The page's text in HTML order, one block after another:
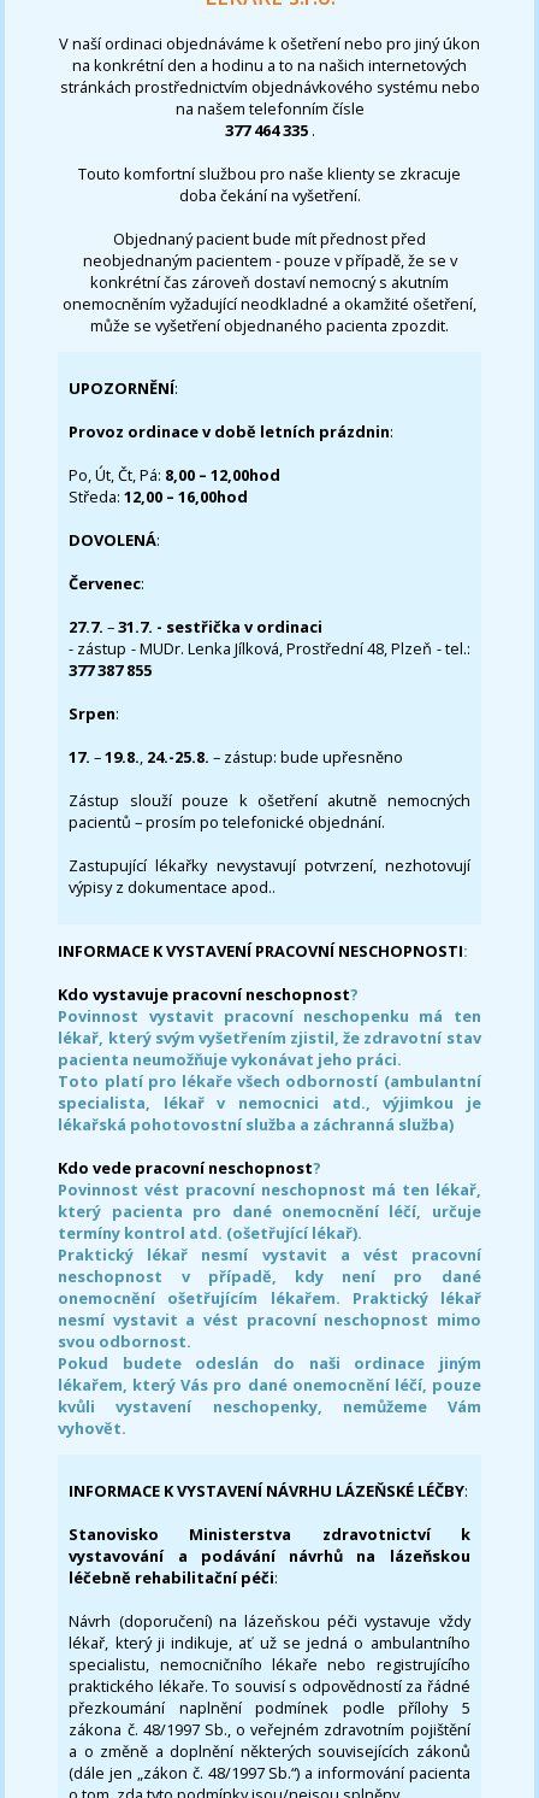
V naší ordinaci objednáváme k ošetření nebo pro jiný úkon
na konkrétní den a hodinu a to na našich internetových
stránkách prostřednictvím objednávkového systému nebo
na našem telefonním čísle
377 464 335 .
Touto komfortní službou pro naše klienty se zkracuje
doba čekání na vyšetření.
Objednaný pacient bude mít přednost před
neobjednaným pacientem - pouze v případě, že se v
konkrétní čas zároveň dostaví nemocný s akutním
onemocněním vyžadující neodkladné a okamžité ošetření,
může se vyšetření objednaného pacienta zpozdit.
UPOZORNĚNÍ:
Provoz ordinace v době letních prázdnin:
Po, Út, Čt, Pá: 8,00 – 12,00hod
Středa:12,00 – 16,00hod
DOVOLENÁ:
Červenec:
27.7.–31.7. - sestřička v ordinaci
- zástup - MUDr. Lenka Jílková, Prostřední 48, Plzeň - tel.:
377 387 855
Srpen:
17. –19.8., 24.-25.8. – zástup: bude upřesněno
Zástup slouží pouze k ošetření akutně nemocných
pacientů – prosím po telefonické objednání.
Zastupující lékařky nevystavují potvrzení, nezhotovují
výpisy z dokumentace apod..
INFORMACE K VYSTAVENÍ PRACOVNÍ NESCHOPNOSTI:
Kdo vystavuje pracovní neschopnost?
Povinnost vystavit pracovní neschopenku má ten
lékař, který svým vyšetřením zjistil, že zdravotní stav
pacienta neumožňuje vykonávat jeho práci.
Toto platí pro lékaře všech odborností (ambulantní
specialista, lékař v nemocnici atd., výjimkou je
lékařská pohotovostní služba a záchranná služba)
Kdo vede pracovní neschopnost?
Povinnost vést pracovní neschopnost má ten lékař,
který pacienta pro dané onemocnění léčí, určuje
termíny kontrol atd. (ošetřující lékař).
Praktický lékař nesmí vystavit a vést pracovní
neschopnost v případě, kdy není pro dané
onemocnění ošetřujícím lékařem. Praktický lékař
nesmí vystavit a vést pracovní neschopnost mimo
svou odbornost.
Pokud budete odeslán do naši ordinace jiným
lékařem, který Vás pro dané onemocnění léčí, pouze
kvůli vystavení neschopenky, nemůžeme Vám
vyhovět.
INFORMACE K VYSTAVENÍ NÁVRHU LÁZEŇSKÉ LÉČBY:
Stanovisko Ministerstva zdravotnictví k
vystavování a podávání návrhů na lázeňskou
léčebně rehabilitační péči:
Návrh (doporučení) na lázeňskou péči vystavuje vždy
lékař, který ji indikuje, ať už se jedná o ambulantního
specialistu, nemocničního lékaře nebo registrujícího
praktického lékaře. To souvisí s odpovědností za řádné
přezkoumání naplnění podmínek podle přílohy 5
zákona č. 48/1997 Sb., o veřejném zdravotním pojištění
a o změně a doplnění některých souvisejících zákonů
(dále jen „zákon č. 48/1997 Sb.“) a informování pacienta